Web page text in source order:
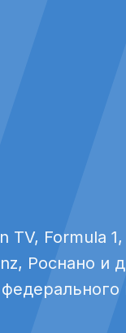
Formula 1,
Роснано и